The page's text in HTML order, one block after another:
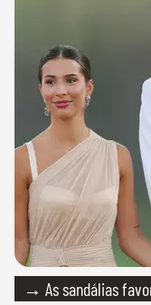
→ As sandálias